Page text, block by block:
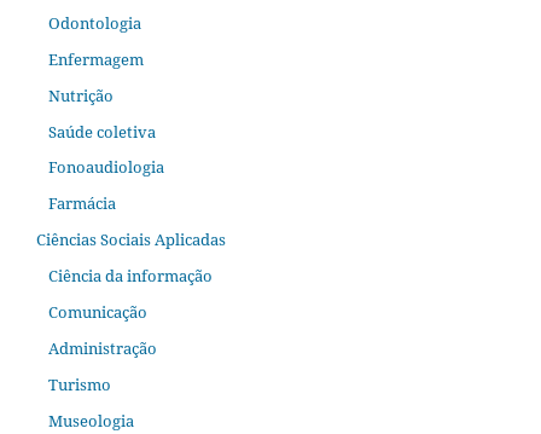
Odontologia
Enfermagem
Nutrição
Saúde coletiva
Fonoaudiologia
Farmácia
Ciências Sociais Aplicadas
Ciência da informação
Comunicação
Administração
Turismo
Museologia